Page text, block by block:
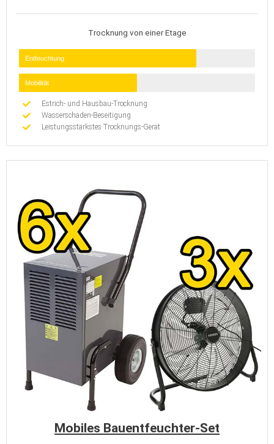
Trocknung von einer Etage
Entfeuchtung
Mobilität
Estrich- und Hausbau-Trocknung
Wasserschaden-Beseitigung
Leistungsstärkstes Trocknungs-Gerät
Mobiles Bauentfeuchter-Set